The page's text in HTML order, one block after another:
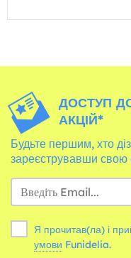
ДОСТУП
АКЦІЙ*
Будьте першим, хто
зареєструвавши свою
Я прочитав(ла) і
умови Funidelia.